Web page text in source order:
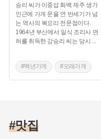
승리 씨가 이중섭 화백 제주 생가
인근에 가게 문을 연 반세기가 넘
는 역사의 복요리 전문점이다.
1964년 부산에서 일식 조리사 면
허를 취득한 강승리 씨는 당시
#백년가게 #오래가게
#서귀포 향토음식
#맛집